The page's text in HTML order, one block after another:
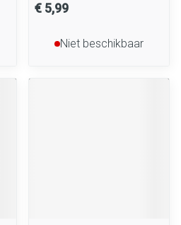
€ 5,99
Niet beschikbaar